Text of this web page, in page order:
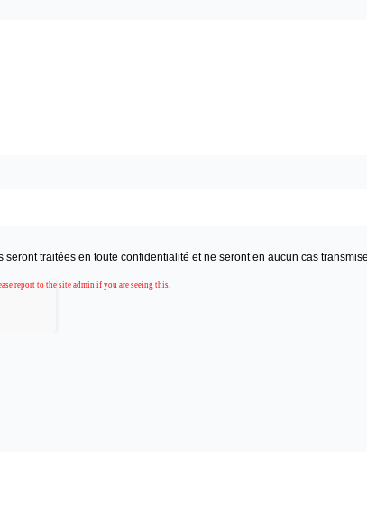
traitées en toute confidentialité et ne seront en aucun cas